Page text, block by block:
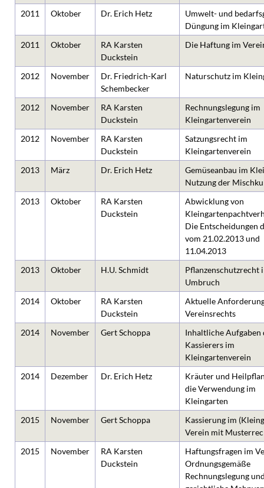
2011
Oktober Dr. Erich Hetz
Umwelt- und
Düngung im
2011
Oktober
RA Karsten
Duckstein
Die Haftung im
2012 November
Dr. Friedrich-Karl
Schembecker
Naturschutz im
2012 November
RA Karsten
Duckstein
Rechnungslegung im
Kleingartenverein
2012
November
RA Karsten
Duckstein
Satzungsrecht im
Kleingartenverein
2013
März Dr. Erich Hetz
Gemüseanbau im
Nutzung der
2013
Oktober
RA Karsten
Duckstein
Abwicklung von
Die Entscheidungen
vom 21.02.2013 und
11.04.2013
2013
Oktober H.U. Schmidt
Pflanzenschutzrecht
Umbruch
2014
Oktober
RA Karsten
Duckstein
Aktuelle
Vereinsrechts
2014
November Gert Schoppa
Inhaltliche Aufgaben
Kassierers im
Kleingartenverein
2014
Dezember Dr. Erich Hetz
Kräuter und
die Verwendung im
Kleingarten
2015
November Gert Schoppa
Kassierung im
Verein mit
2015
November
RA Karsten
Duckstein
Haftungsfragen im
Ordnungsgemäße
Rechnungslegung